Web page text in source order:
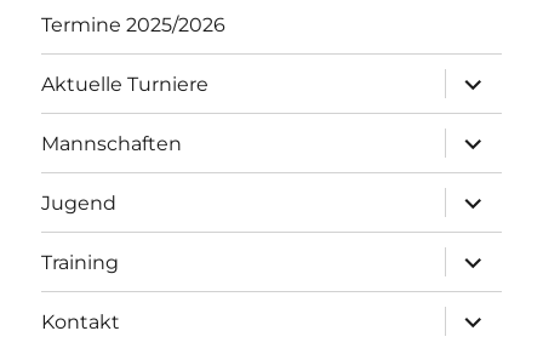
Termine 2025/2026
Aktuelle Turniere
öffnen
Mannschaften
öffnen
Jugend
öffnen
Training
öffnen
Kontakt
öffnen